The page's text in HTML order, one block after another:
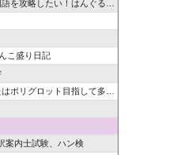
したい！はんぐるなブログ＠奈良
こ盛り日記
ロット目指して多言語学習する日々
案内士試験、ハン検